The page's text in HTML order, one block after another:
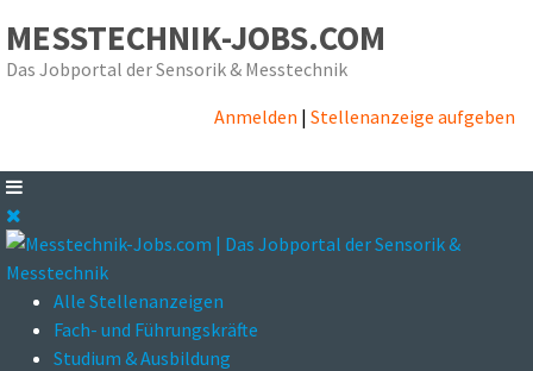
MESSTECHNIK-JOBS.COM
Das Jobportal der Sensorik & Messtechnik
Anmelden | Stellenanzeige aufgeben
Alle Stellenanzeigen
Fach- und Führungskräfte
Studium & Ausbildung